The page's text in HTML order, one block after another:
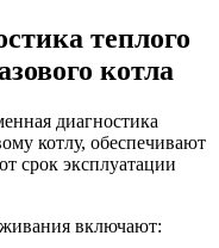
теплого
котла
диагностика
котлу, обеспечивают
срок эксплуатации
включают: